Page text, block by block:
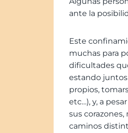
ante la
Este
muchas para
dificultades
estando juntos
propios,
etc…), y, a
sus
caminos